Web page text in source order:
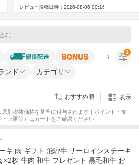
すべての条
ンド カテゴリ
1
おすすめ順 表示
原則税抜価格を基準に付与されます｜ポイント・支
上限等）はカートをご確認ください
ーロインステーキ
×2枚 牛肉 和牛 プレゼント 黒毛和牛 お